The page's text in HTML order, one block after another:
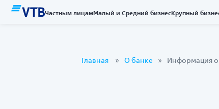
Частным лицамМалый и Средний бизнесКрупный
Главная О банке Информация о